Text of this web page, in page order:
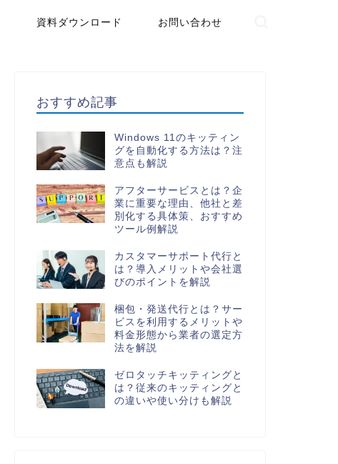
資料ダウンロード お問い合わせ
おすすめ記事
Windows 11のキッティン
グを自動化する方法は？注
意点も解説
アフターサービスとは？企
業に重要な理由、他社と差
別化する具体策、おすすめ
ツール例解説
カスタマーサポート代行と
は？導入メリットや会社選
びのポイントを解説
梱包・発送代行とは？サー
ビスを利用するメリットや
料金形態から業者の選定方
法を解説
ゼロタッチキッティングと
は？従来のキッティングと
の違いや使い分けも解説